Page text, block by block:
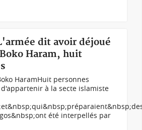
dit avoir déjoué
Haram, huit
HaramHuit personnes
à la secte islamiste
été interpellés par